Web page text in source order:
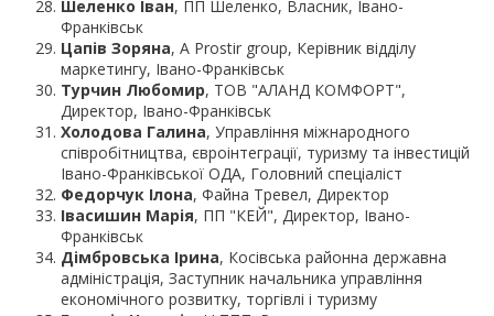
Шеленко Іван, ПП Шеленко, Власник, Івано-
Франківськ
Цапів Зоряна, A Prostir group, Керівник відділу
маркетингу, Івано-Франківськ
Турчин Любомир, ТОВ "АЛАНД КОМФОРТ",
Директор, Івано-Франківськ
Холодова Галина, Управління міжнародного
співробітництва, євроінтеграції, туризму та інвестицій
Івано-Франківської ОДА, Головний спеціаліст
Федорчук Ілона, Файна Тревел, Директор
Івасишин Марія, ПП "КЕЙ", Директор, Івано-
Франківськ
Дімбровська Ірина, Косівська районна державна
адміністрація, Заступник начальника управління
економічного розвитку, торгівлі і туризму